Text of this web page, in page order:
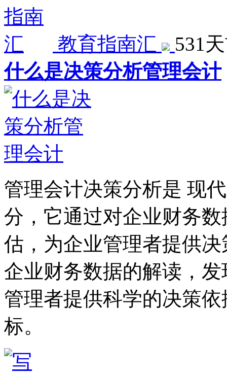
教育指南汇
531
什么是决策分析管理会计
管理会计决策分析是 现
分，它通过对企业财务
估，为企业管理者提供
企业财务数据的解读，
管理者提供科学的决策
标。